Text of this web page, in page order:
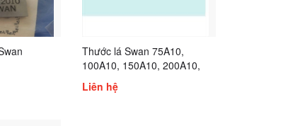
Thước lá Swan 75A10,
100A10, 150A10, 200A10,
300A10, 75A11, 100A11,
150A11, 75A12, 100A12,
Liên hệ